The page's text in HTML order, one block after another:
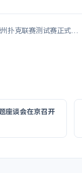
州扑克联赛测试赛正式…
座谈会在京召开